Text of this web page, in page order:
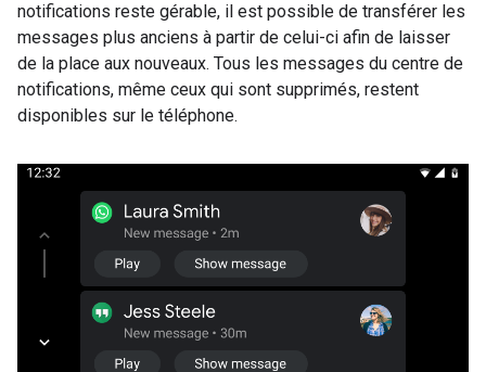
notifications reste gérable, il est possible de transférer les
messages plus anciens à partir de celui-ci afin de laisser
de la place aux nouveaux. Tous les messages du centre de
notifications, même ceux qui sont supprimés, restent
disponibles sur le téléphone.